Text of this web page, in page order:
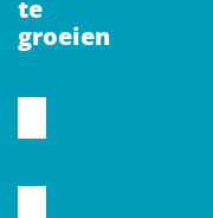
te
groeien
CAPTCHA